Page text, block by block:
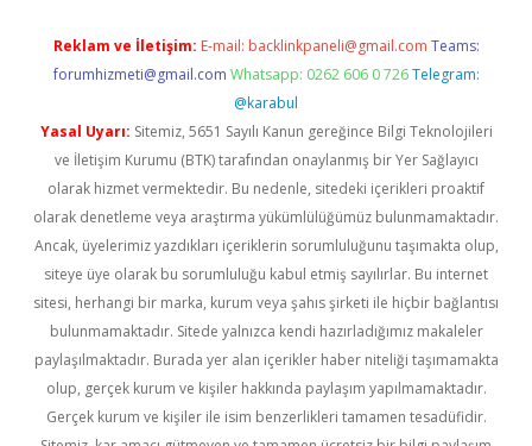
Reklam ve İletişim: E-mail: backlinkpaneli@gmail.com Teams:
forumhizmeti@gmail.com Whatsapp: 0262 606 0 726 Telegram:
@karabul
Yasal Uyarı: Sitemiz, 5651 Sayılı Kanun gereğince Bilgi Teknolojileri
ve İletişim Kurumu (BTK) tarafından onaylanmış bir Yer Sağlayıcı
olarak hizmet vermektedir. Bu nedenle, sitedeki içerikleri proaktif
olarak denetleme veya araştırma yükümlülüğümüz bulunmamaktadır.
Ancak, üyelerimiz yazdıkları içeriklerin sorumluluğunu taşımakta olup,
siteye üye olarak bu sorumluluğu kabul etmiş sayılırlar. Bu internet
sitesi, herhangi bir marka, kurum veya şahıs şirketi ile hiçbir bağlantısı
bulunmamaktadır. Sitede yalnızca kendi hazırladığımız makaleler
paylaşılmaktadır. Burada yer alan içerikler haber niteliği taşımamakta
olup, gerçek kurum ve kişiler hakkında paylaşım yapılmamaktadır.
Gerçek kurum ve kişiler ile isim benzerlikleri tamamen tesadüfidir.